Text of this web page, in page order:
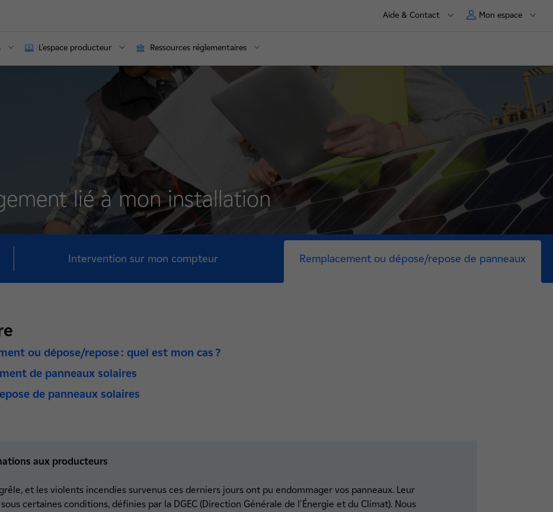
Aide & Contact Mon espace
L'espace producteur Ressources réglementaires
lié à mon installation
Intervention sur mon compteur Remplacement ou dépose/repose de panneaux
ou dépose/repose : quel est mon cas ?
de panneaux solaires
de panneaux solaires
aux producteurs
et les violents incendies survenus ces derniers jours ont pu endommager vos panneaux. Leur
certaines conditions, définies par la DGEC (Direction Générale de l'Énergie et du Climat). Nous